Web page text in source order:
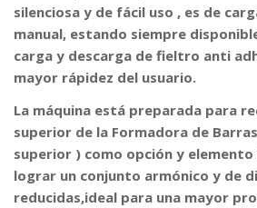
silenciosa y de fácil uso , es de
manual, estando siempre
carga y descarga de fieltro anti
mayor rápidez del usuario.
La máquina está preparada para
superior de la Formadora de
superior ) como opción y
lograr un conjunto armónico y de
reducidas,ideal para una mayor